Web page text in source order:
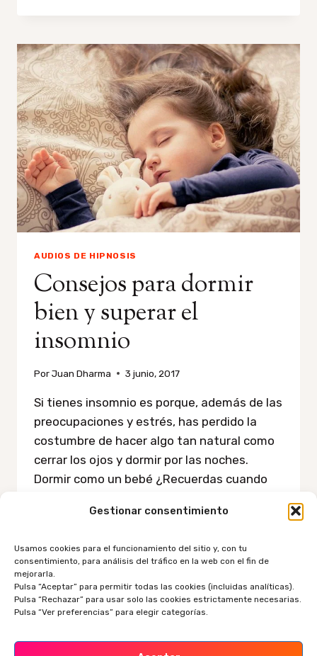
Gestionar consentimiento
Usamos cookies para el funcionamiento del sitio y, con tu
consentimiento, para análisis del tráfico en la web con el fin de
mejorarla.
Pulsa “Aceptar” para permitir todas las cookies (incluidas analíticas).
Pulsa “Rechazar” para usar solo las cookies estrictamente necesarias.
Pulsa “Ver preferencias” para elegir categorías.
EVITAR
EL
BURNOUT
Y
VIVIR
FELIZ
AUDIOS DE HIPNOSIS
Consejos para dormir
bien y superar el
insomnio
PorJuan Dharma 3 junio, 2017
Si tienes insomnio es porque, además de las
preocupaciones y estrés, has perdido la
costumbre de hacer algo tan natural como
cerrar los ojos y dormir por las noches.
Dormir como un bebé ¿Recuerdas cuando
únicas preocupaciones eran: quedar con tus
LEER MÁS CONSEJOS
DORMIR
BIEN
SUPERAR
Navegación
1 2 Siguiente